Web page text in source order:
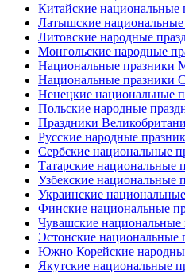
Китайские национальные
Латышские национальные
Литовские народные
Монгольские народные
Национальные празники
Национальные празники
Ненецкие национальные
Польские народные
Праздники
Русские народные
Сербские национальные
Татарские национальные
Узбекские национальные
Украинские
Финские национальные
Чувашские национальные
Эстонские национальные
Южно Корейские
Якутские национальные